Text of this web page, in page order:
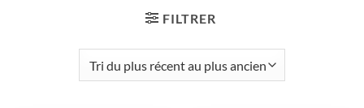
FILTRER